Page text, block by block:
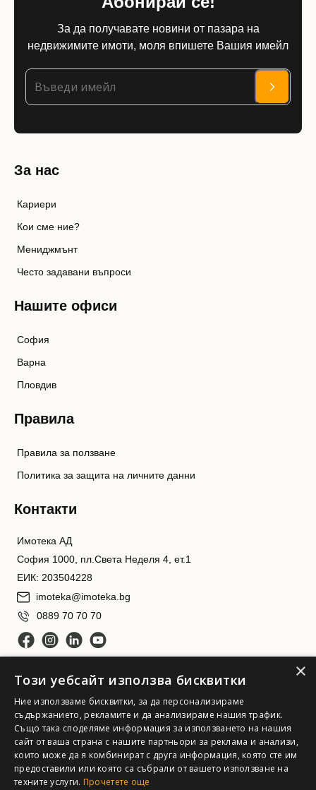
За да получавате новини от пазара на
недвижимите имоти, моля впишете Вашия имейл
За нас
Кариери
Кои сме ние?
Мениджмънт
Често задавани въпроси
Нашите офиси
София
Варна
Пловдив
Правила
Правила за ползване
Политика за защита на личните данни
Контакти
Имотека АД
София 1000, пл.Света Неделя 4, ет.1
ЕИК: 203504228
imoteka@imoteka.bg
0889 70 70 70
Имотека АД. Всички права запазени
×
Този уебсайт използва бисквитки
Ние използваме бисквитки, за да персонализираме
съдържанието, рекламите и да анализираме нашия трафик.
Също така споделяме информация за използването на нашия
сайт от ваша страна с нашите партньори за реклама и анализи,
които може да я комбинират с друга информация, която сте им
предоставили или която са събрали от вашето използване на
техните услуги. Прочетете още